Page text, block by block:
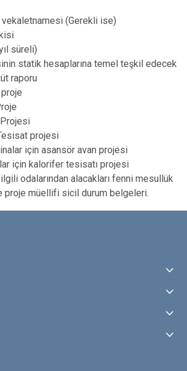
(Gerekli ise)
süreli)
statik hesaplarına temel teşkil edecek
raporu
projesi
için asansör avan projesi
için kalorifer tesisatı projesi
odalarından alacakları fenni mesullük
proje müellifi sicil durum belgeleri.